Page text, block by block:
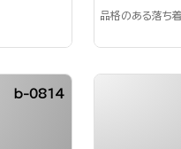
品格のある落ち
b-0814